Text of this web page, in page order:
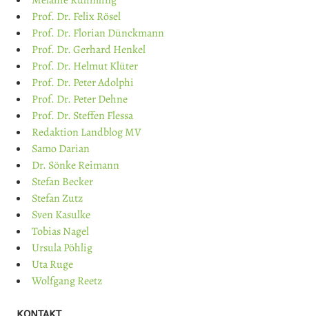
Prof. Dr. Felix Rösel
Prof. Dr. Florian Dünckmann
Prof. Dr. Gerhard Henkel
Prof. Dr. Helmut Klüter
Prof. Dr. Peter Adolphi
Prof. Dr. Peter Dehne
Prof. Dr. Steffen Flessa
Redaktion Landblog MV
Samo Darian
Dr. Sönke Reimann
Stefan Becker
Stefan Zutz
Sven Kasulke
Tobias Nagel
Ursula Pöhlig
Uta Ruge
Wolfgang Reetz